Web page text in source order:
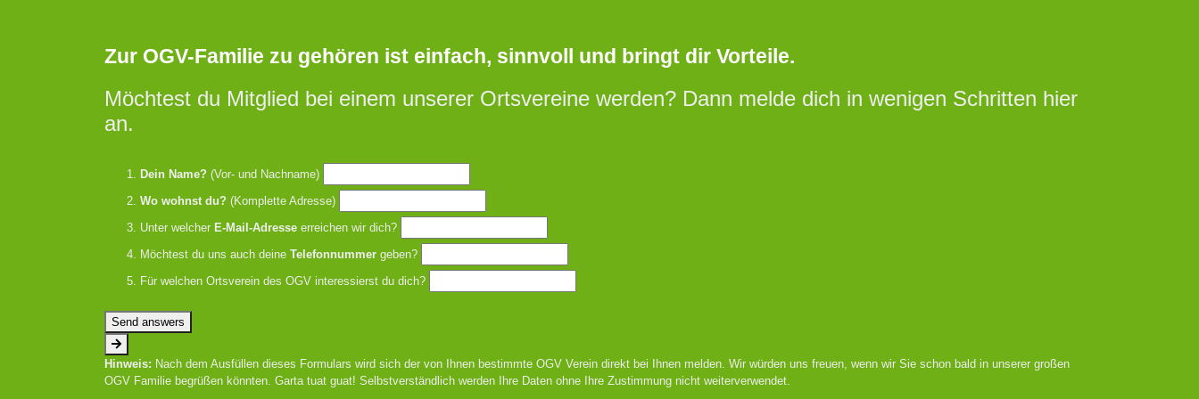
Zur OGV-Familie zu gehören ist einfach, sinnvoll und bringt dir Vorteile.
Möchtest du Mitglied bei einem unserer Ortsvereine werden? Dann melde dich in wenigen Schritten hier
an.
Dein Name? (Vor- und Nachname)
Wo wohnst du? (Komplette Adresse)
Unter welcher E-Mail-Adresse erreichen wir dich?
Möchtest du uns auch deine Telefonnummer geben?
Für welchen Ortsverein des OGV interessierst du dich?
Send answers
Hinweis: Nach dem Ausfüllen dieses Formulars wird sich der von Ihnen bestimmte OGV Verein direkt bei Ihnen melden. Wir würden uns freuen, wenn wir Sie schon bald in unserer großen
OGV Familie begrüßen könnten. Garta tuat guat! Selbstverständlich werden Ihre Daten ohne Ihre Zustimmung nicht weiterverwendet.